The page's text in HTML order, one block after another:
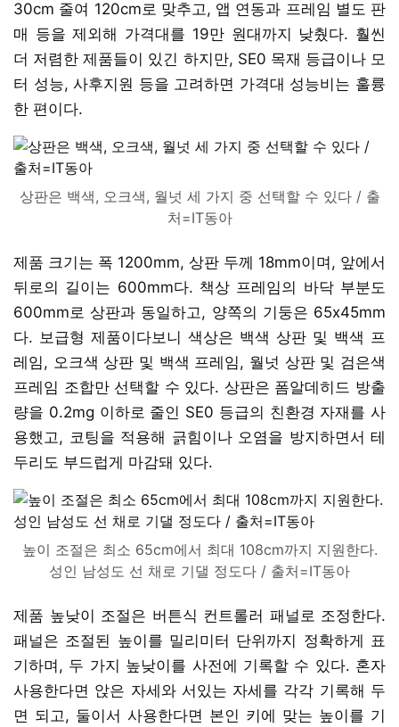
30cm 줄여 120cm로 맞추고, 앱 연동과 프레임 별도 판
매 등을 제외해 가격대를 19만 원대까지 낮췄다. 훨씬
더 저렴한 제품들이 있긴 하지만, SE0 목재 등급이나 모
터 성능, 사후지원 등을 고려하면 가격대 성능비는 훌륭
한 편이다.
상판은 백색, 오크색, 월넛 세 가지 중 선택할 수 있다 / 출
처=IT동아
제품 크기는 폭 1200mm, 상판 두께 18mm이며, 앞에서
뒤로의 길이는 600mm다. 책상 프레임의 바닥 부분도
600mm로 상판과 동일하고, 양쪽의 기둥은 65x45mm
다. 보급형 제품이다보니 색상은 백색 상판 및 백색 프
레임, 오크색 상판 및 백색 프레임, 월넛 상판 및 검은색
프레임 조합만 선택할 수 있다. 상판은 폼알데히드 방출
량을 0.2mg 이하로 줄인 SE0 등급의 친환경 자재를 사
용했고, 코팅을 적용해 긁힘이나 오염을 방지하면서 테
두리도 부드럽게 마감돼 있다.
높이 조절은 최소 65cm에서 최대 108cm까지 지원한다.
성인 남성도 선 채로 기댈 정도다 / 출처=IT동아
제품 높낮이 조절은 버튼식 컨트롤러 패널로 조정한다.
패널은 조절된 높이를 밀리미터 단위까지 정확하게 표
기하며, 두 가지 높낮이를 사전에 기록할 수 있다. 혼자
사용한다면 앉은 자세와 서있는 자세를 각각 기록해 두
면 되고, 둘이서 사용한다면 본인 키에 맞는 높이를 기